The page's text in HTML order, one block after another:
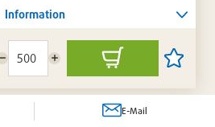
Information
Menge
reduzieren
Menge
erhöhen
In
den
Artikel
E-Mail